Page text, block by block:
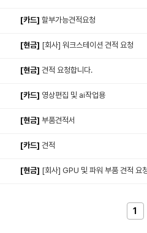
[카드] 할부가능견적요청
[현금] [회사] 워크스테이션 견적 요청
[현금] 견적 요청합니다.
[카드] 영상편집 및 ai작업용
[현금] 부품견적서
[카드] 견적
[현금] [회사] GPU 및 파워 부품 견적 요
1